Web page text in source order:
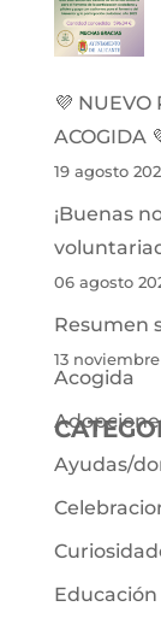
💜 NUEVO
ACOGIDA
19 agosto
¡Buenas
06 agosto
Resumen
13
Acogida
Ayudas/
Educación